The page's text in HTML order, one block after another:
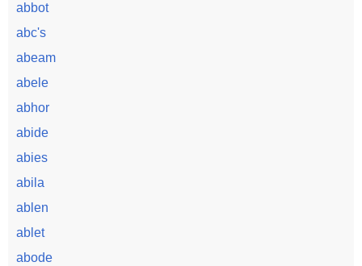
abbot
abc's
abeam
abele
abhor
abide
abies
abila
ablen
ablet
abode